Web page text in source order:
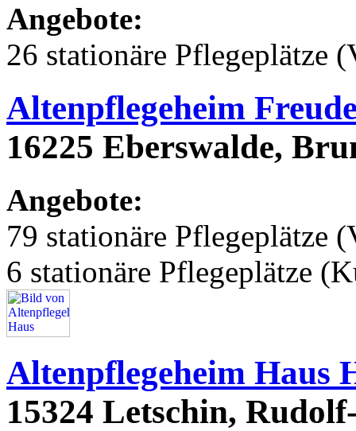
Angebote:
26 stationäre Pflegeplätze
Altenpflegeheim
16225 Eberswalde,
Angebote:
79 stationäre Pflegeplätze
6 stationäre Pflegeplätze
Altenpflegeheim Haus
15324 Letschin,